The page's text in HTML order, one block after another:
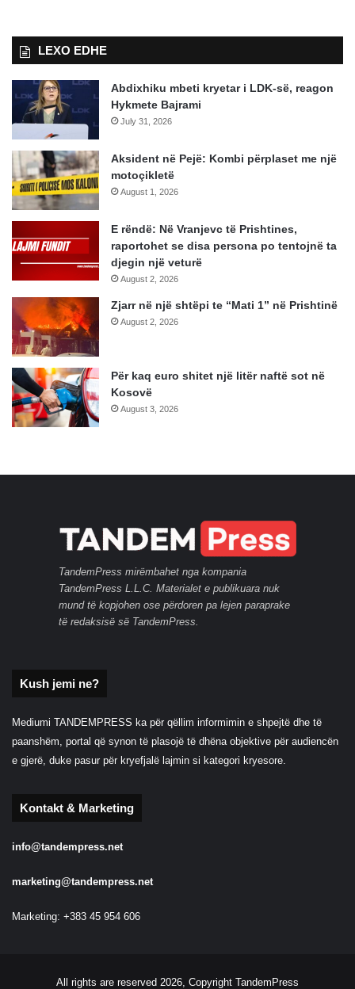
LEXO EDHE
Abdixhiku mbeti kryetar i LDK-së, reagon
Hykmete Bajrami
July 31, 2026
Aksident në Pejë: Kombi përplaset me një
motoçikletë
August 1, 2026
E rëndë: Në Vranjevc të Prishtines,
raportohet se disa persona po tentojnë ta
djegin një veturë
August 2, 2026
Zjarr në një shtëpi te “Mati 1” në Prishtinë
August 2, 2026
Për kaq euro shitet një litër naftë sot në
Kosovë
August 3, 2026
TandemPress mirëmbahet nga kompania
TandemPress L.L.C. Materialet e publikuara nuk
mund të kopjohen ose përdoren pa lejen paraprake
të redaksisë së TandemPress.
Kush jemi ne?
Mediumi TANDEMPRESS ka për qëllim informimin e shpejtë dhe të
paanshëm, portal që synon të plasojë të dhëna objektive për audiencën
e gjerë, duke pasur për kryefjalë lajmin si kategori kryesore.
Kontakt & Marketing
info@tandempress.net
marketing@tandempress.net
Marketing: +383 45 954 606
All rights are reserved 2026, Copyright TandemPress